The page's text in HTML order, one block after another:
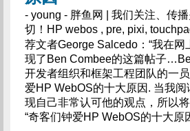
- young - 胖鱼网 | 我们关注、传
切！HP webos , pre, pixi,
荐文者George Salcedo：“我在网
现了Ben Combee的这篇帖子
开发者组织和框架工程团队的一
爱HP WebOS的十大原因. 当我
现自己非常认可他的观点，所以
“奇客们钟爱HP WebOS的十大原